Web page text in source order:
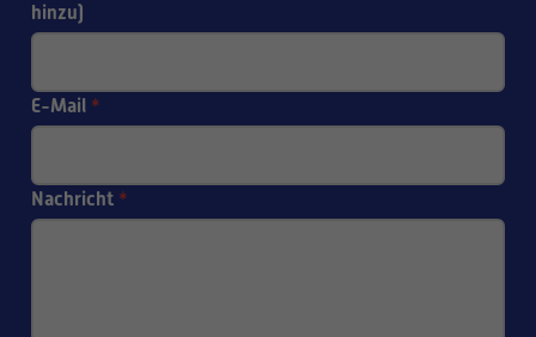
hinzu)
E-Mail *
Nachricht *